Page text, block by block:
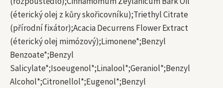
(éterický olej z kůry skořicovníku);Triethyl Citrate
(přírodní fixátor);Acacia Decurrens Flower Extract
(éterický olej mimózový);Limonene*;Benzyl
Benzoate*;Benzyl
Salicylate*;Isoeugenol*;Linalool*;Geraniol*;Benzyl
Alcohol*;Citronellol*;Eugenol*;Benzyl